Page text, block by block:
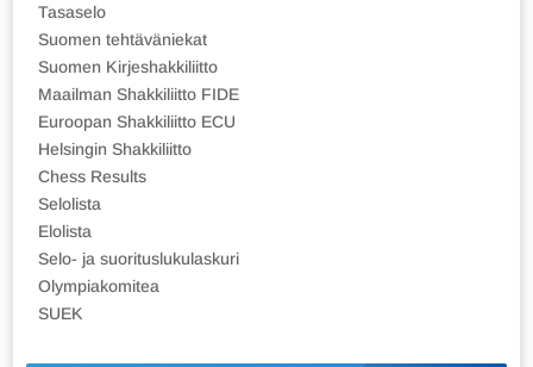
Tasaselo
Suomen tehtäväniekat
Suomen Kirjeshakkiliitto
Maailman Shakkiliitto FIDE
Euroopan Shakkiliitto ECU
Helsingin Shakkiliitto
Chess Results
Selolista
Elolista
Selo- ja suorituslukulaskuri
Olympiakomitea
SUEK